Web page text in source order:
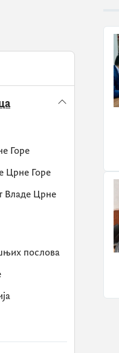
Горе
Црне Горе
Владе Црне
послова